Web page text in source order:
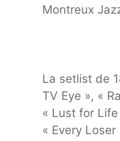
Montreux
La setlist de
TV Eye », «
« Lust for
« Every